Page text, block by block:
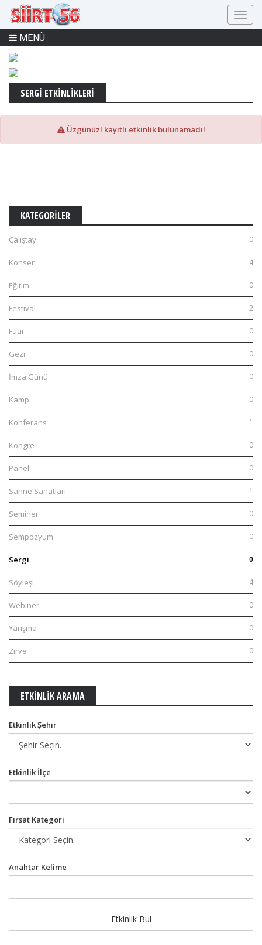
MENÜ
SERGI ETKİNLİKLERİ
Üzgünüz! kayıtlı etkinlik bulunamadı!
KATEGORİLER
Çalıştay 0
Konser 4
Eğitim 0
Festival 2
Fuar 0
Gezi 0
İmza Günü 0
Kamp 0
Konferans 1
Kongre 0
Panel 0
Sahne Sanatları 1
Seminer 0
Sempozyum 0
Sergi 0
Söyleşi 4
Webiner 0
Yarışma 0
Zirve 0
ETKİNLİK ARAMA
Etkinlik Şehir
Etkinlik İlçe
Fırsat Kategori
Anahtar Kelime
Etkinlik Bul